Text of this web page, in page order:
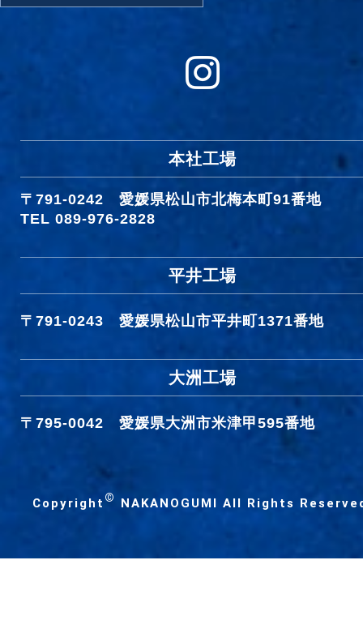
本社工場
〒791-0242 愛媛県松山市北梅本町91番地
TEL 089-976-2828
平井工場
〒791-0243 愛媛県松山市平井町1371番地
大洲工場
〒795-0042 愛媛県大洲市米津甲595番地
Copyright © NAKANOGUMI All Rights